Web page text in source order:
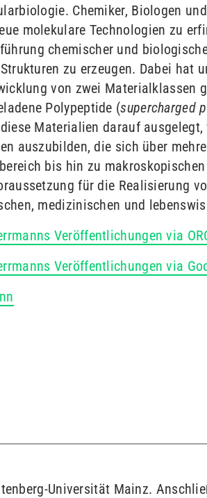
Chemiker, Biologen
molekulare Technologien zu
chemischer und
zu erzeugen. Dabei hat
von zwei Materialklassen
Polypeptide (supercharged
Materialien darauf
auszubilden, die sich über
bis hin zu
für die Realisierung
medizinischen und
Veröffentlichungen via
Veröffentlichungen via
Universität Mainz.